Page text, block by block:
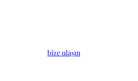
bize ulaşın